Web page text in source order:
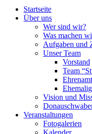
Startseite
Über uns
Wer sind wir?
Was machen
Aufgaben und
Unser Team
Vorstand
Team
Vision und
Veranstaltungen
Fotogalerien
Kalender